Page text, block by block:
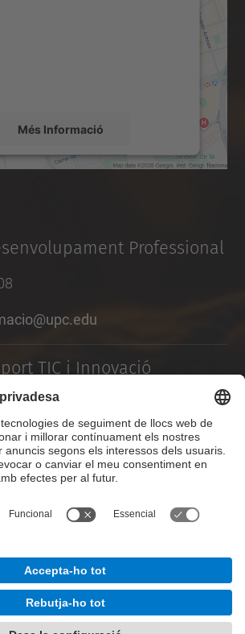
Més Informació
Accepta
by
Professional
TIC i Innovació
Socials
amb